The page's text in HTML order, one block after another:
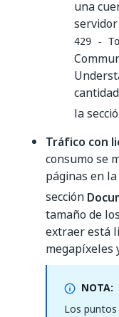
una
429 -
la
Tráfico con
consumo se
páginas en
sección
tamaño de
extraer está
megapíxeles
NOTA:
Los